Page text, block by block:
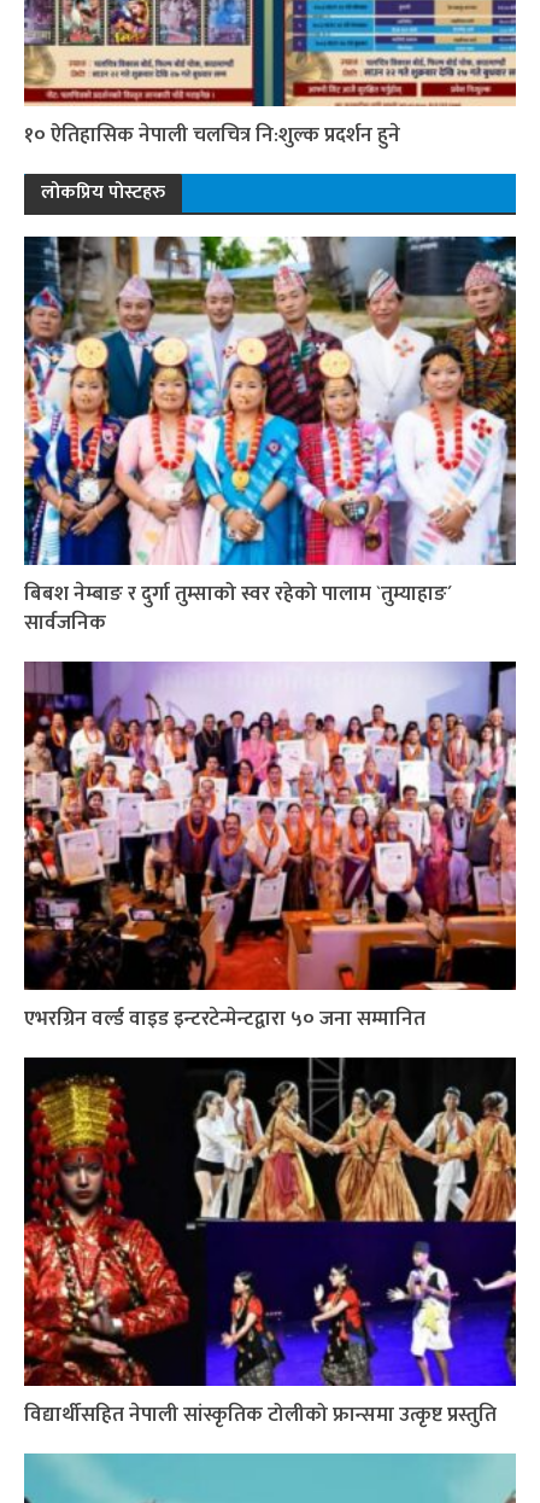
१० ऐतिहासिक नेपाली चलचित्र नि:शुल्क प्रदर्शन हुने
लोकप्रिय पोस्टहरु
बिबश नेम्बाङ र दुर्गा तुम्साको स्वर रहेको पालाम `तुम्याहाङ´
सार्वजनिक
एभरग्रिन वर्ल्ड वाइड इन्टरटेन्मेन्टद्वारा ५० जना सम्मानित
विद्यार्थीसहित नेपाली सांस्कृतिक टोलीको फ्रान्समा उत्कृष्ट प्रस्तुति